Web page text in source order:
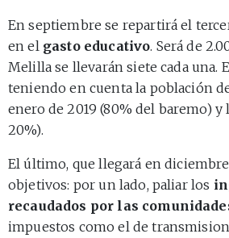
En septiembre se repartirá el
en el gasto educativo. Será de
Melilla se llevarán siete cada una.
teniendo en cuenta la población de
enero de 2019 (80% del baremo) y
20%).
El último, que llegará en
objetivos: por un lado, paliar los
recaudados por las
impuestos como el de